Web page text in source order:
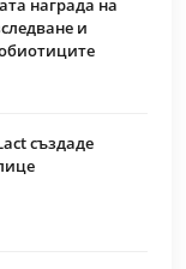
награда на
и
създаде